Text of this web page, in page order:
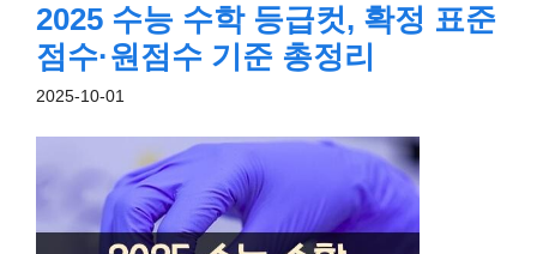
2025 수능 수학 등급컷, 확정 표준
점수·원점수 기준 총정리
2025-10-01